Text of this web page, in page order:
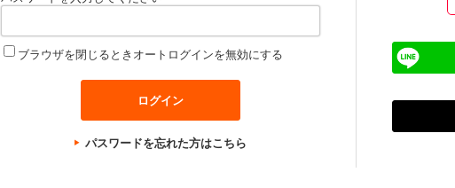
ブラウザを閉じるときオートログインを無効にする
パスワードを忘れた方はこちら